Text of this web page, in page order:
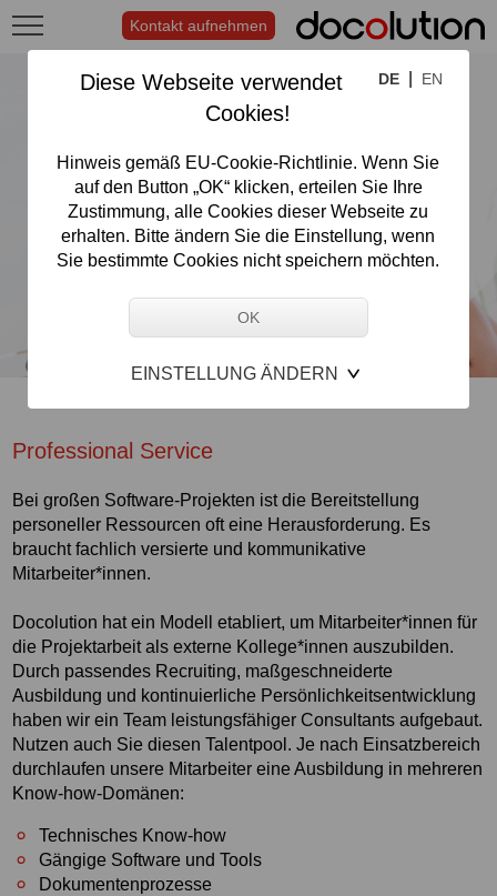
DE EN
Diese Webseite verwendet
Cookies!
Hinweis gemäß EU-Cookie-Richtlinie. Wenn Sie
auf den Button „OK“ klicken, erteilen Sie Ihre
Zustimmung, alle Cookies dieser Webseite zu
erhalten. Bitte ändern Sie die Einstellung, wenn
Sie bestimmte Cookies nicht speichern möchten.
EINSTELLUNG ÄNDERN
Kontakt aufnehmen
Professional Service
Bei großen Software-Projekten ist die Bereitstellung
personeller Ressourcen oft eine Herausforderung. Es
braucht fachlich versierte und kommunikative
Mitarbeiter*innen.
Docolution hat ein Modell etabliert, um Mitarbeiter*innen für
die Projektarbeit als externe Kollege*innen auszubilden.
Durch passendes Recruiting, maßgeschneiderte
Ausbildung und kontinuierliche Persönlichkeitsentwicklung
haben wir ein Team leistungsfähiger Consultants aufgebaut.
Nutzen auch Sie diesen Talentpool. Je nach Einsatzbereich
durchlaufen unsere Mitarbeiter eine Ausbildung in mehreren
Know-how-Domänen:
Technisches Know-how
Gängige Software und Tools
Dokumentenprozesse